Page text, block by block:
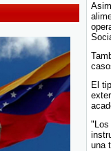
El
una